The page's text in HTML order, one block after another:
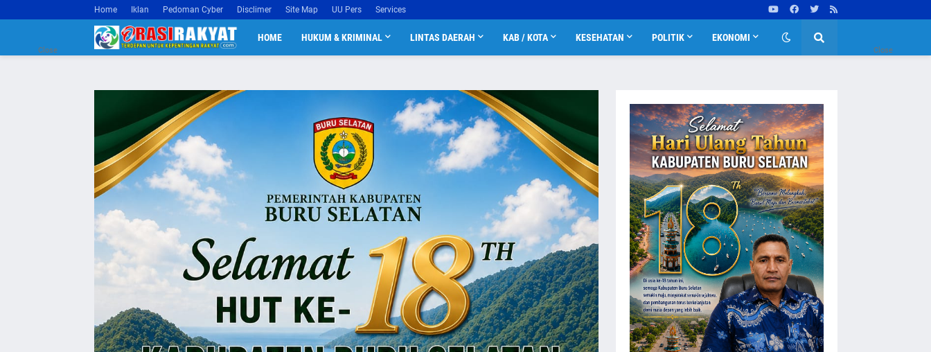
Close Close
Home Iklan Pedoman Cyber Disclimer Site Map UU Pers Services
HOME HUKUM & KRIMINAL LINTAS DAERAH KAB / KOTA KESEHATAN POLITIK EKONOMI